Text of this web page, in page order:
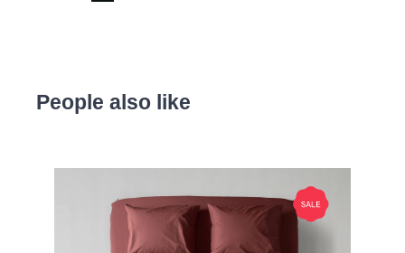
People also like